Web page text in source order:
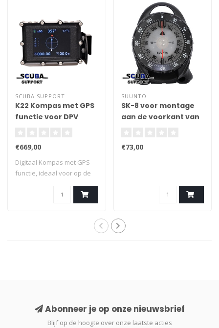
SCUBA SUPPORT
K22 Kompas met GPS
functie voor DPV
€669,00
Digitaal Kompas met GPS
functie, ideaal voor op de
SUUNTO
SK-8 voor montage
aan de voorkant van
€73,00
Abonneer je op onze nieuwsbrief
Blijf op de hoogte over onze laatste acties